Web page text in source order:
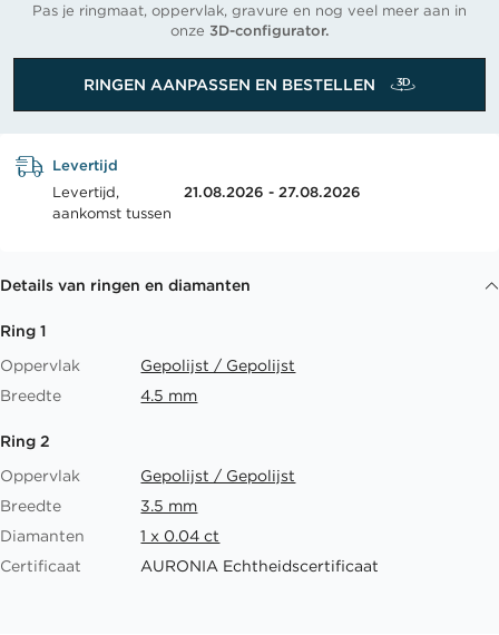
Pas je ringmaat, oppervlak, gravure en nog veel meer aan in
onze 3D-configurator.
RINGEN AANPASSEN EN BESTELLEN
Levertijd
Levertijd,
aankomst tussen
21.08.2026 - 27.08.2026
Details van ringen en diamanten
Ring 1
Oppervlak
Gepolijst / Gepolijst
Breedte
4.5 mm
Ring 2
Oppervlak
Gepolijst / Gepolijst
Breedte
3.5 mm
Diamanten
1 x 0.04 ct
Certificaat
AURONIA Echtheidscertificaat